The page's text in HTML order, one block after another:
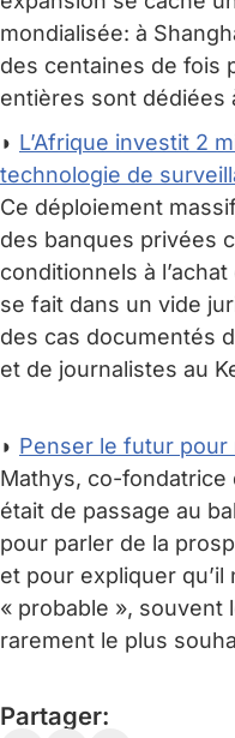
mondialisée: à
des centaines de fois
entières sont dédiées
◗ L’Afrique investit 2
technologie de
Ce déploiement
des banques privées
conditionnels à
se fait dans un vide
des cas documentés
et de journalistes au
◗ Penser le futur pour
Mathys, co-fondatrice
était de passage au
pour parler de la
et pour expliquer
« probable », souvent
rarement le plus
Partager: